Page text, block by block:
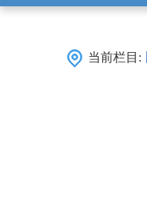
当前栏目: